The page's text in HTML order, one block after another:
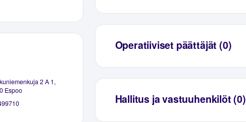
2 A 1,
Espoo
Operatiiviset päättäjät (0)
Hallitus ja vastuuhenkilöt (0)